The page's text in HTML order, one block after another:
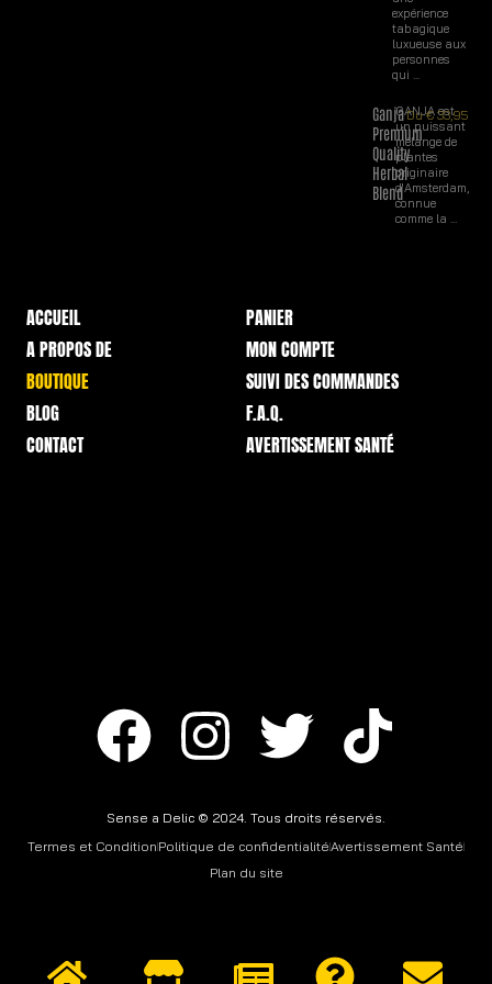
expérience
tabagique
luxueuse aux
personnes
qui ...
Ganja
Premium
Quality
Herbal
Blend
Du€33,95
GANJA est
un puissant
mélange de
plantes
originaire
d'Amsterdam,
connue
comme la ...
ACCUEIL
A PROPOS DE
BOUTIQUE
BLOG
CONTACT
PANIER
MON COMPTE
SUIVI DES COMMANDES
F.A.Q.
AVERTISSEMENT SANTÉ
Sense a Delic © 2024. Tous droits réservés.
Termes et Condition Politique de confidentialitéAvertissement Santé
Plan du site